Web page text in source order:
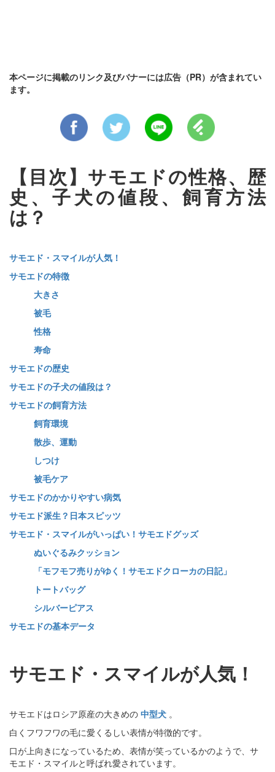
本ページに掲載のリンク及びバナーには広告（PR）が含まれてい
ます。
【目次】サモエドの性格、歴
史、子犬の値段、飼育方法
は？
サモエド・スマイルが人気！
サモエドの特徴
大きさ
被毛
性格
寿命
サモエドの歴史
サモエドの子犬の値段は？
サモエドの飼育方法
飼育環境
散歩、運動
しつけ
被毛ケア
サモエドのかかりやすい病気
サモエド派生？日本スピッツ
サモエド・スマイルがいっぱい！サモエドグッズ
ぬいぐるみクッション
「モフモフ売りがゆく！サモエドクローカの日記」
トートバッグ
シルバーピアス
サモエドの基本データ
サモエド・スマイルが人気！
サモエドはロシア原産の大きめの 中型犬 。
白くフワフワの毛に愛くるしい表情が特徴的です。
口が上向きになっているため、表情が笑っているかのようで、サ
モエド・スマイルと呼ばれ愛されています。